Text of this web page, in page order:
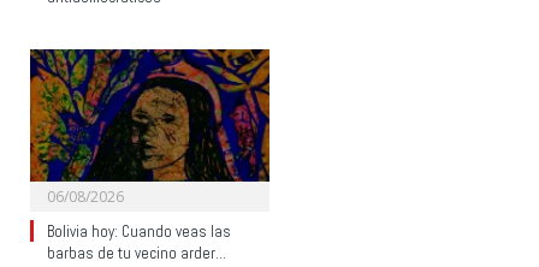
06/08/2026
Bolivia hoy: Cuando veas las
barbas de tu vecino arder…